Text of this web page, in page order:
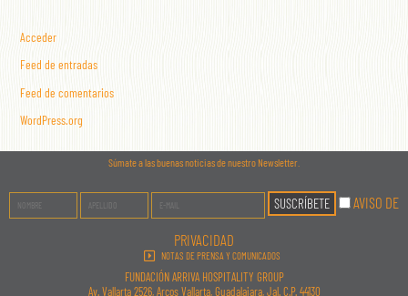
Acceder
Feed de entradas
Feed de comentarios
WordPress.org
Súmate a las buenas noticias de nuestro Newsletter.
AVISO DE
PRIVACIDAD
NOTAS DE PRENSA Y COMUNICADOS
FUNDACIÓN ARRIVA HOSPITALITY GROUP
Av. Vallarta 2526, Arcos Vallarta, Guadalajara, Jal. C.P. 44130